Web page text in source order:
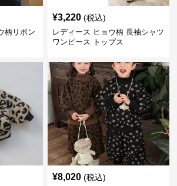
柄リボン
¥3,220 (税込)
レディース ヒョウ柄 長袖シャツ
ワンピース トップス
¥8,020 (税込)